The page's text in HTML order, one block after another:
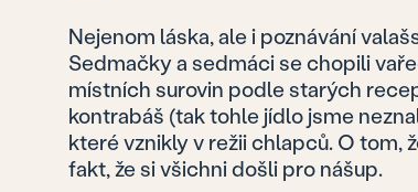
Nejenom láska, ale i poznávání
Sedmačky a sedmáci se chopili
místních surovin podle starých
kontrabáš (tak tohle jídlo jsme
které vznikly v režii chlapců. O tom,
fakt, že si všichni došli pro nášup.